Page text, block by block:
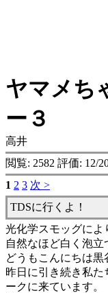
ヤマメち
ー３
高井
閲覧: 2582 評価: 12/
1 2 3 次 >
TDSに行くよ！
光化学スモッグによ
自然なほど白く泡立
どうもこんにちは黒
昨日に引き続き私
ークに来ています。